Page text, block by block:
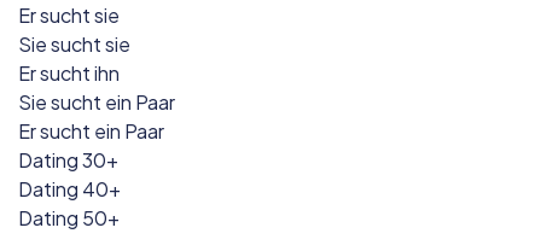
Er sucht sie
Sie sucht sie
Er sucht ihn
Sie sucht ein Paar
Er sucht ein Paar
Dating 30+
Dating 40+
Dating 50+